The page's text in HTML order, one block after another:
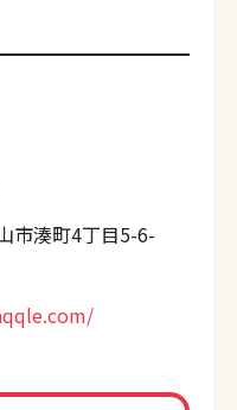
市湊町4丁目5-6-